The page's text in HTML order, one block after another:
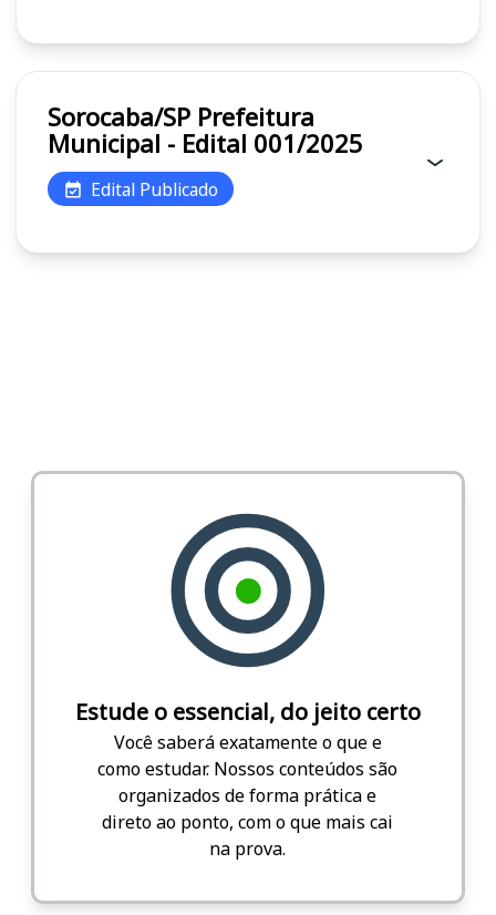
Sorocaba/SP Prefeitura
Municipal - Edital 001/2025
Edital Publicado
Estude o essencial, do jeito certo
Você saberá exatamente o que e
como estudar. Nossos conteúdos são
organizados de forma prática e
direto ao ponto, com o que mais cai
na prova.